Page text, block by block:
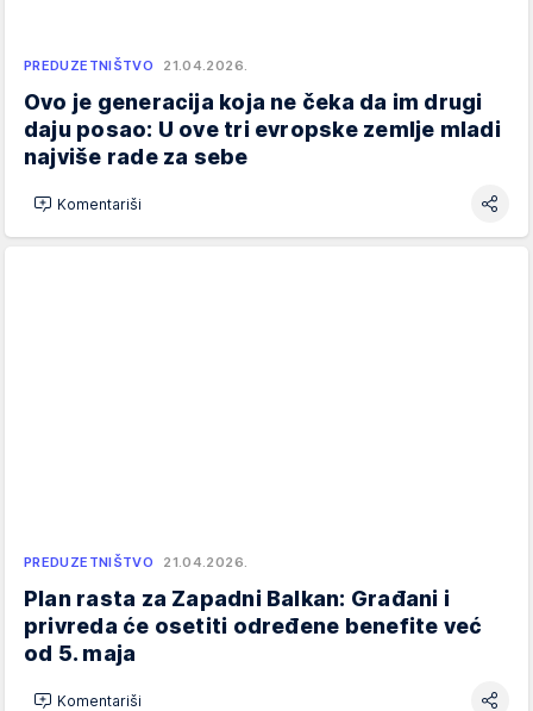
PREDUZETNIŠTVO 21.04.2026.
Ovo je generacija koja ne čeka da im drugi
daju posao: U ove tri evropske zemlje mladi
najviše rade za sebe
Komentariši
PREDUZETNIŠTVO 21.04.2026.
Plan rasta za Zapadni Balkan: Građani i
privreda će osetiti određene benefite već
od 5. maja
Komentariši